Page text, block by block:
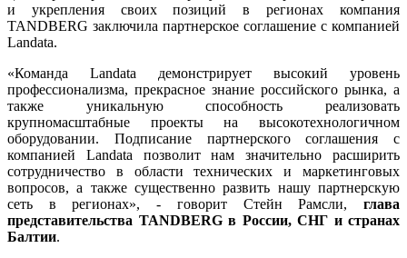
и укрепления своих позиций в регионах компания
TANDBERG заключила партнерское соглашение с компанией
Landata.
«Команда Landata демонстрирует высокий уровень
профессионализма, прекрасное знание российского рынка, а
также уникальную способность реализовать
крупномасштабные проекты на высокотехнологичном
оборудовании. Подписание партнерского соглашения с
компанией Landata позволит нам значительно расширить
сотрудничество в области технических и маркетинговых
вопросов, а также существенно развить нашу партнерскую
сеть в регионах», - говорит Стейн Рамсли, глава
представительства TANDBERG в России, СНГ и странах
Балтии.